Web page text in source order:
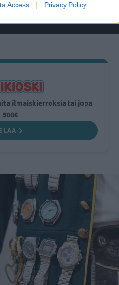
Access Privacy Policy
ilmaiskierroksia tai jopa
500€